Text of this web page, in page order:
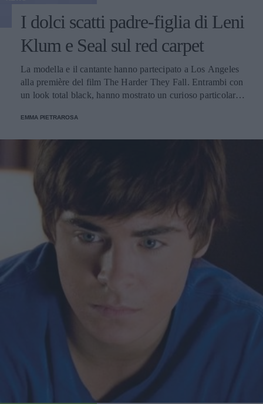
I dolci scatti padre-figlia di Leni
Klum e Seal sul red carpet
La modella e il cantante hanno partecipato a Los Angeles
alla première del film The Harder They Fall. Entrambi con
un look total black, hanno mostrato un curioso particolare:
EMMA PIETRAROSA